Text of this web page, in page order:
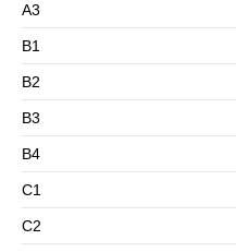
A3
B1
B2
B3
B4
C1
C2